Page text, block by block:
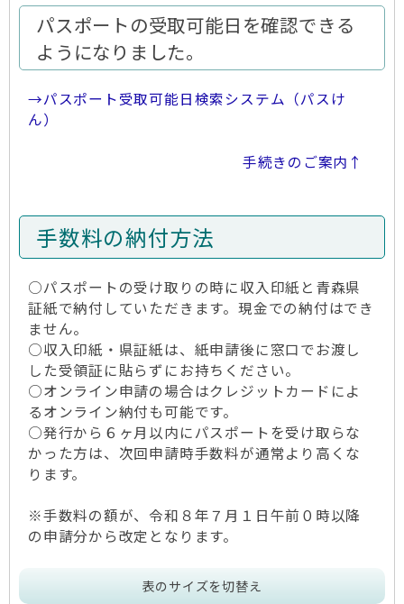
パスポートの受取可能日を確認できる
ようになりました。
→パスポート受取可能日検索システム（パスけ
ん）
手続きのご案内↑
手数料の納付方法
○パスポートの受け取りの時に収入印紙と青森県
証紙で納付していただきます。現金での納付はでき
ません。
○収入印紙・県証紙は、紙申請後に窓口でお渡し
した受領証に貼らずにお持ちください。
○オンライン申請の場合はクレジットカードによ
るオンライン納付も可能です。
○発行から６ヶ月以内にパスポートを受け取らな
かった方は、次回申請時手数料が通常より高くな
ります。
※手数料の額が、令和８年７月１日午前０時以降
の申請分から改定となります。
表のサイズを切替え